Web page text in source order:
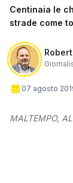
Centinaia le
strade come
07 agosto
MALTEMPO,